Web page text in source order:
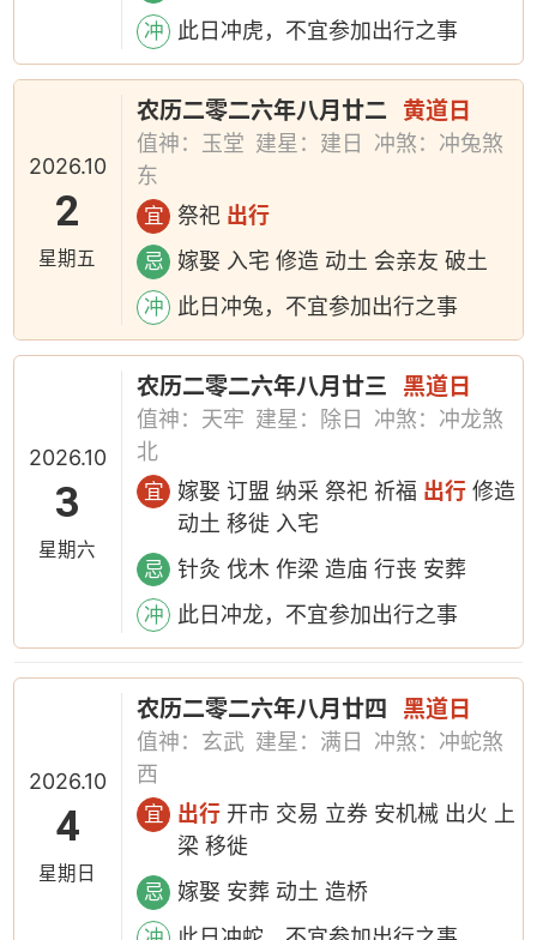
冲 此日冲虎，不宜参加出行之事
2026.10
2
星期五
农历二零二六年八月廿二 黄道日
值神：玉堂 建星：建日
冲煞：冲兔煞
东
宜 祭祀 出行
忌 嫁娶 入宅 修造 动土 会亲友 破土
冲 此日冲兔，不宜参加出行之事
2026.10
3
星期六
农历二零二六年八月廿三 黑道日
值神：天牢 建星：除日
冲煞：冲龙煞
北
宜 嫁娶 订盟 纳采 祭祀 祈福 出行 修造
动土 移徙 入宅
忌 针灸 伐木 作梁 造庙 行丧 安葬
冲 此日冲龙，不宜参加出行之事
2026.10
4
星期日
农历二零二六年八月廿四 黑道日
值神：玄武 建星：满日
冲煞：冲蛇煞
西
宜 出行 开市 交易 立券 安机械 出火 上
梁 移徙
忌 嫁娶 安葬 动土 造桥